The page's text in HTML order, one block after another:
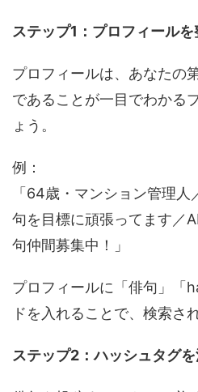
ステップ1：プロフィールを
プロフィールは、あなたの
であることが一目でわかる
ょう。
例：
「64歳・マンション管理
句を目標に頑張ってます／
句仲間募集中！」
プロフィールに「俳句」「
ドを入れることで、検索さ
ステップ2：ハッシュタグ